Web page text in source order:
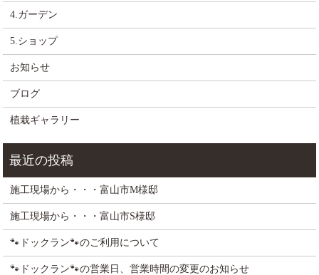
4.ガーデン
5.ショップ
お知らせ
ブログ
植栽ギャラリー
施工現場から・・・富山市M様邸
施工現場から・・・富山市S様邸
🐾ドックラン🐾のご利用について
🐾ドックラン🐾の営業日、営業時間の変更のお知らせ